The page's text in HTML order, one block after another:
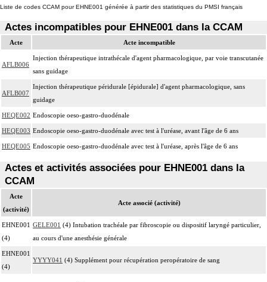
Liste de codes CCAM pour EHNE001 générée à partir des statistiques du PMSI français
Actes incompatibles pour EHNE001 dans la CCAM
Acte Acte incompatible
AFLB006
Injection thérapeutique intrathécale d'agent pharmacologique, par voie transcutanée
sans guidage
AFLB007
Injection thérapeutique péridurale [épidurale] d'agent pharmacologique, sans
guidage
HEQE002 Endoscopie oeso-gastro-duodénale
HEQE003 Endoscopie oeso-gastro-duodénale avec test à l'uréase, avant l'âge de 6 ans
HEQE005 Endoscopie oeso-gastro-duodénale avec test à l'uréase, après l'âge de 6 ans
Actes et activités associées pour EHNE001 dans la
CCAM
Acte
(activité)
Acte associé (activité)
EHNE001
(4)
GELE001 (4) Intubation trachéale par fibroscopie ou dispositif laryngé particulier,
au cours d'une anesthésie générale
EHNE001
(4)
YYYY041 (4) Supplément pour récupération peropératoire de sang